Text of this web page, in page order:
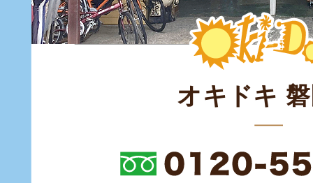
オキドキ